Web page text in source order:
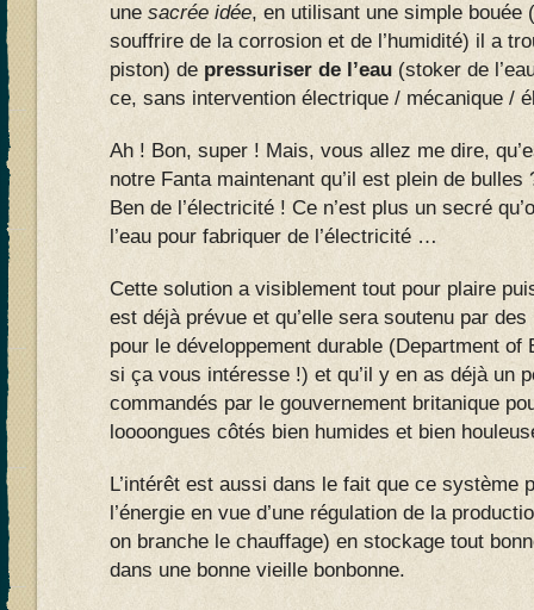
une sacrée idée, en utilisant une simple bouée
souffrire de la corrosion et de l’humidité) il a
piston) de pressuriser de l’eau (stoker de
ce, sans intervention électrique / mécanique /
Ah ! Bon, super ! Mais, vous allez me dire,
notre Fanta maintenant qu’il est plein de bulles
Ben de l’électricité ! Ce n’est plus un secré
l’eau pour fabriquer de l’électricité …
Cette solution a visiblement tout pour plaire
est déjà prévue et qu’elle sera soutenu par
pour le développement durable (Department of
si ça vous intéresse !) et qu’il y en as déjà un
commandés par le gouvernement britanique
loooongues côtés bien humides et bien
L’intérêt est aussi dans le fait que ce système
l’énergie en vue d’une régulation de la
on branche le chauffage) en stockage tout
dans une bonne vieille bonbonne.